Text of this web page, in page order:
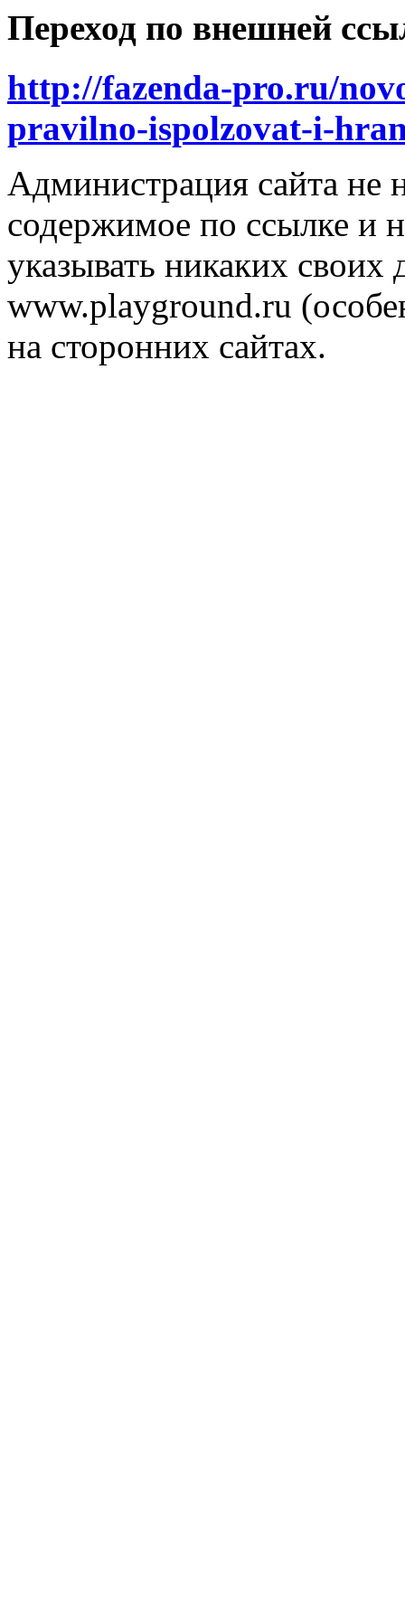
Переход по внешней
http://fazenda-pro.ru/
pravilno-ispolzovat-i-
Администрация сайта не
содержимое по ссылке и
указывать никаких
www.playground.ru
на сторонних сайтах.